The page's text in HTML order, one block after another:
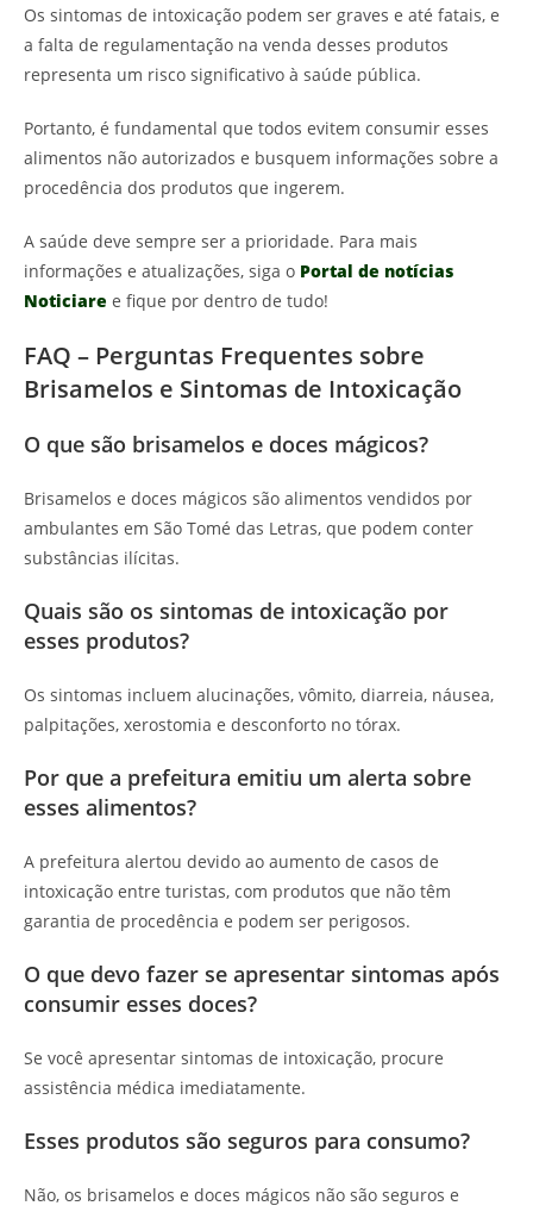
Os sintomas de intoxicação podem ser graves e até fatais, e
a falta de regulamentação na venda desses produtos
representa um risco significativo à saúde pública.
Portanto, é fundamental que todos evitem consumir esses
alimentos não autorizados e busquem informações sobre a
procedência dos produtos que ingerem.
A saúde deve sempre ser a prioridade. Para mais
informações e atualizações, siga o Portal de notícias
Noticiare e fique por dentro de tudo!
FAQ – Perguntas Frequentes sobre
Brisamelos e Sintomas de Intoxicação
O que são brisamelos e doces mágicos?
Brisamelos e doces mágicos são alimentos vendidos por
ambulantes em São Tomé das Letras, que podem conter
substâncias ilícitas.
Quais são os sintomas de intoxicação por
esses produtos?
Os sintomas incluem alucinações, vômito, diarreia, náusea,
palpitações, xerostomia e desconforto no tórax.
Por que a prefeitura emitiu um alerta sobre
esses alimentos?
A prefeitura alertou devido ao aumento de casos de
intoxicação entre turistas, com produtos que não têm
garantia de procedência e podem ser perigosos.
O que devo fazer se apresentar sintomas após
consumir esses doces?
Se você apresentar sintomas de intoxicação, procure
assistência médica imediatamente.
Esses produtos são seguros para consumo?
Não, os brisamelos e doces mágicos não são seguros e